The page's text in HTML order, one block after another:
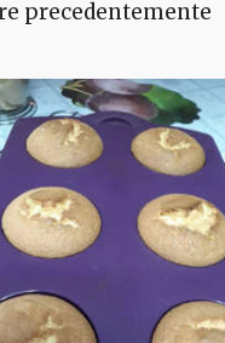
precedentemente